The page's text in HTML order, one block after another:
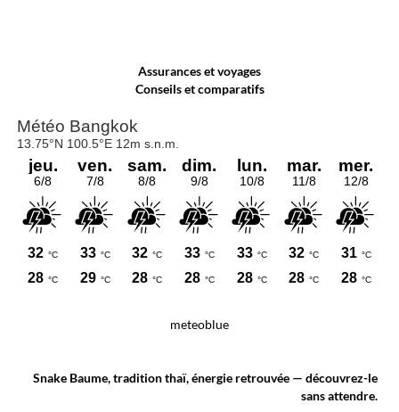
Assurances et voyages
Conseils et comparatifs
meteoblue
Snake Baume, tradition thaï, énergie retrouvée — découvrez-le
sans attendre.